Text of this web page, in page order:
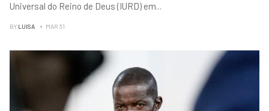
Universal do Reino de Deus (IURD) em...
BY LUISA MAR 31